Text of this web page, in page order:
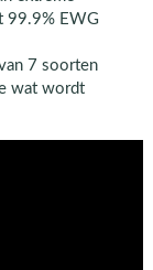
99.9% EWG
7 soorten
wat wordt